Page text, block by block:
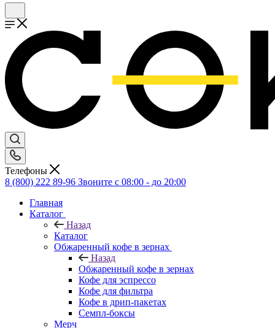
Телефоны
8 (800) 222 89-96 Звоните с 08:00 - до 20:00
Главная
Каталог
Назад
Каталог
Обжаренный кофе в зернах
Назад
Обжаренный кофе в зернах
Кофе для эспрессо
Кофе для фильтра
Кофе в дрип-пакетах
Семпл-боксы
Мерч